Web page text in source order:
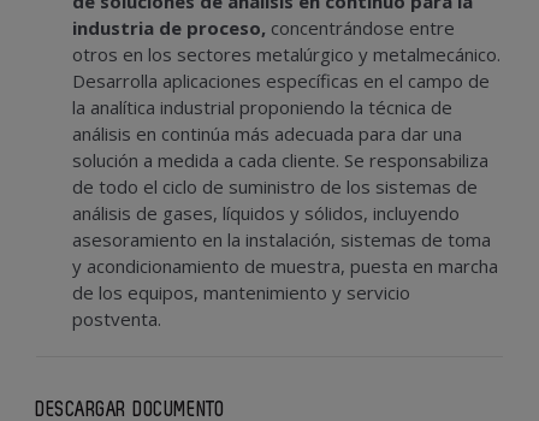
industria de proceso, concentrándose entre
otros en los sectores metalúrgico y metalmecánico.
Desarrolla aplicaciones específicas en el campo de
la analítica industrial proponiendo la técnica de
análisis en continúa más adecuada para dar una
solución a medida a cada cliente. Se responsabiliza
de todo el ciclo de suministro de los sistemas de
análisis de gases, líquidos y sólidos, incluyendo
asesoramiento en la instalación, sistemas de toma
y acondicionamiento de muestra, puesta en marcha
de los equipos, mantenimiento y servicio
postventa.
DESCARGAR DOCUMENTO